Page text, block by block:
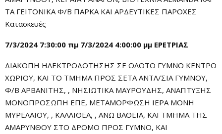
ΤΑ ΓΕΙΤΟΝΙΚΑ Φ/Β ΠΑΡΚΑ ΚΑΙ ΑΡΔΕΥΤΙΚΕΣ ΠΑΡΟΧΕΣ
Κατασκευές
7/3/2024 7:30:00 πμ 7/3/2024 4:00:00 μμ ΕΡΕΤΡΙΑΣ
ΔΙΑΚΟΠΗ ΗΛΕΚΤΡΟΔΟΤΗΣΗΣ ΣΕ ΟΛΟΤΟ ΓΥΜΝΟ ΚΕΝΤΡΟ
ΧΩΡΙΟΥ, ΚΑΙ ΤΟ ΤΜΗΜΑ ΠΡΟΣ ΣΕΤΑ ΑΝΤΛ/ΣΙΑ ΓΥΜΝΟΥ,
Φ/Β ΑΡΒΑΝΙΤΗΣ, , ΝΗΣΙΩΤΙΚΑ ΜΑΥΡΟΥΔΗΣ, ΑΝΑΠΤΥΞΗΣ
ΜΟΝΟΠΡΟΣΩΠΗ ΕΠΕ, ΜΕΤΑΜΟΡΦΩΣΗ ΙΕΡΑ ΜΟΝΗ
ΜΥΡΕΛΑΙΟΥ, , ΚΑΛΛΙΘΕΑ, , ΑΝΩ ΒΑΘΕΙΑ, ΚΑΙ ΤΜΗΜΑ ΤΗΣ
ΑΜΑΡΥΝΘΟΥ ΣΤΟ ΔΡΟΜΟ ΠΡΟΣ ΓΥΜΝΟ, ΚΑΙ